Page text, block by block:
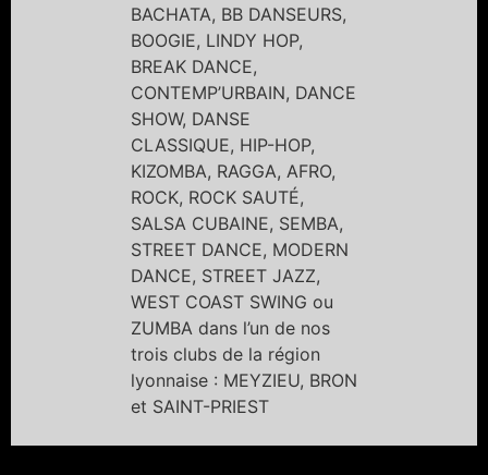
BACHATA, BB DANSEURS,
BOOGIE, LINDY HOP,
BREAK DANCE,
CONTEMP’URBAIN, DANCE
SHOW, DANSE
CLASSIQUE, HIP-HOP,
KIZOMBA, RAGGA, AFRO,
ROCK, ROCK SAUTÉ,
SALSA CUBAINE, SEMBA,
STREET DANCE, MODERN
DANCE, STREET JAZZ,
WEST COAST SWING ou
ZUMBA dans l’un de nos
trois clubs de la région
lyonnaise : MEYZIEU, BRON
et SAINT-PRIEST